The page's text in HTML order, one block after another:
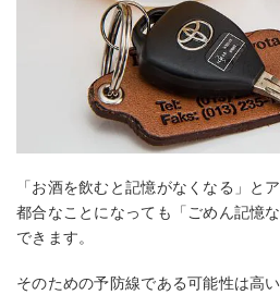
「お酒を飲むと記憶がなくなる」と
都合なことになっても「ごめん記憶
できます。
そのための予防線である可能性は高い